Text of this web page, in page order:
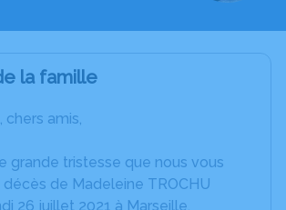
la famille
chers amis,
grande tristesse que nous vous
de Madeleine TROCHU
26 juillet 2021 à Marseille.